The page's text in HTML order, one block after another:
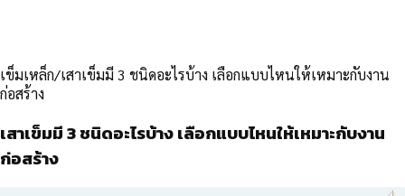
เข็มเหล็ก/เสาเข็มมี 3 ชนิดอะไรบ้าง เลือกแบบไหนให้เหมาะกับงาน
ก่อสร้าง
เสาเข็มมี 3 ชนิดอะไรบ้าง เลือกแบบไหนให้เหมาะกับงาน
ก่อสร้าง